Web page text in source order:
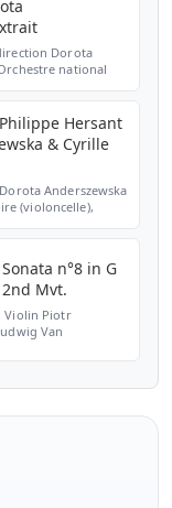
Dorota
national
Hersant
& Cyrille
Anderszewska
(violoncelle),
n°8 in G
Mvt.
Violin Piotr
Van